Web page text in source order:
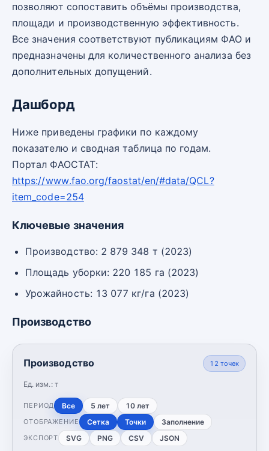
позволяют сопоставить объёмы производства,
площади и производственную эффективность.
Все значения соответствуют публикациям ФАО и
предназначены для количественного анализа без
дополнительных допущений.
Дашборд
Ниже приведены графики по каждому
показателю и сводная таблица по годам.
Портал ФАОСТАТ:
https://www.fao.org/faostat/en/#data/QCL?
item_code=254
Ключевые значения
Производство: 2 879 348 т (2023)
Площадь уборки: 220 185 га (2023)
Урожайность: 13 077 кг/га (2023)
Производство
Производство
Ед. изм.: т
12 точек
ПЕРИОД Все 5 лет 10 лет
ОТОБРАЖЕНИЕ Сетка Точки Заполнение
ЭКСПОРТ SVG PNG CSV JSON